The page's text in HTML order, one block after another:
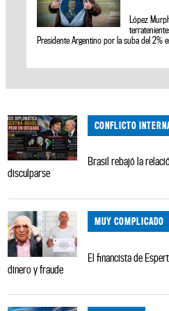
López
Presidente Argentino por la suba del 2%
CONFLICTO
Brasil rebajó la
disculparse
MUY COMPLICADO
El financista de
dinero y fraude